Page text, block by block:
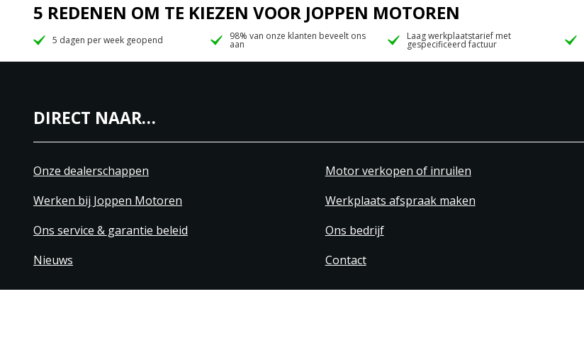
5 REDENEN OM TE KIEZEN VOOR JOPPEN MOTOREN
5 dagen per week geopend 98% van onze klanten beveelt ons
aan
Laag werkplaatstarief met
gespecificeerd factuur
DIRECT NAAR…
Onze dealerschappen
Motor verkopen of inruilen
Werken bij Joppen Motoren
Werkplaats afspraak maken
Ons service & garantie beleid
Ons bedrijf
Nieuws
Contact